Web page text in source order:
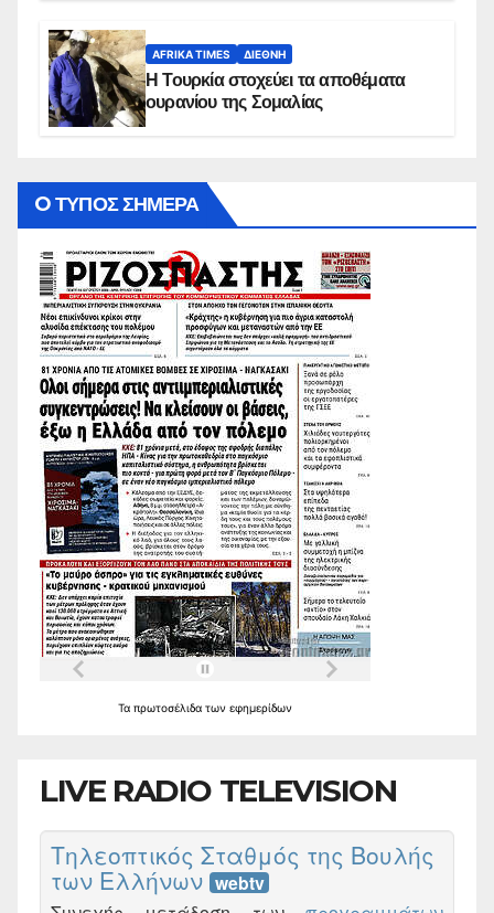
AFRIKA TIMES ΔΙΕΘΝΉ
Η Τουρκία στοχεύει τα αποθέματα
ουρανίου της Σομαλίας
O ΤΥΠΟΣ ΣΗΜΕΡΑ
Τα πρωτοσέλιδα των εφημερίδων
LIVE RADIO TELEVISION